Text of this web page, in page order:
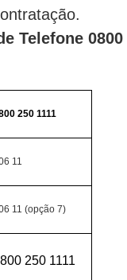
Telefone 0800
250 1111
11
11 (opção 7)
250 1111